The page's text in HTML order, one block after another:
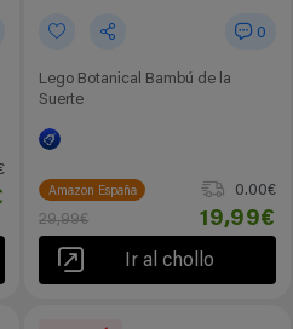
0
Lego Botanical Bambú de la
Suerte
Amazon España
0.00€
29,99€
19,99€
Ir al chollo